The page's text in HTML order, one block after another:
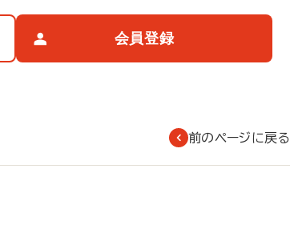
会員登録
前のページに戻る